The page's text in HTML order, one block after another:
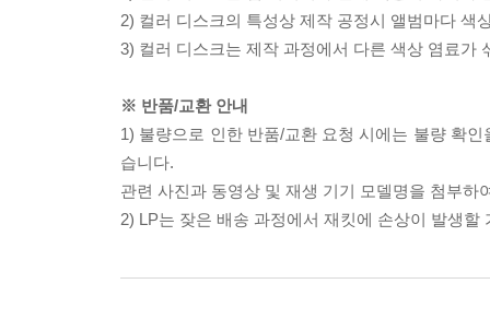
2) 컬러 디스크의 특성상 제작 공정시 앨범마다 색
3) 컬러 디스크는 제작 과정에서 다른 색상 염료가
※ 반품/교환 안내
1) 불량으로 인한 반품/교환 요청 시에는 불량 확
습니다.
관련 사진과 동영상 및 재생 기기 모델명을 첨부하
2) LP는 잦은 배송 과정에서 재킷에 손상이 발생